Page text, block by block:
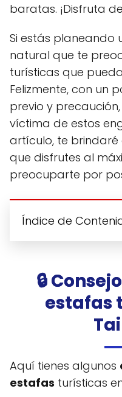
baratas. ¡Disfruta
Si estás planeando
natural que te
turísticas que
Felizmente, con un
previo y
víctima de estos
artículo, te
que disfrutes al
preocuparte por
Índice de
🔒
estafas
Aquí tienes algunos
estafas turísticas